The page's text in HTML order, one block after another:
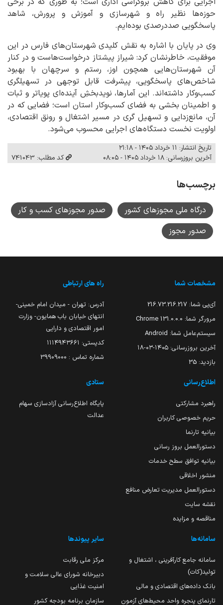
حوزه‌ها نظیر راه و شهرسازی و آموزش و پرورش، شاهد
پاسخگویی صددرصدی بوده‌ایم.
وی در پایان با اشاره به نقش کلیدی شهرستان‌های فارس در این
موفقیت، خاطرنشان کرد: شیراز پیشتاز درخواست‌هاست و در کنار
آن شهرستان‌هایی همچون اوز، رستم و سرچهان با بهبود
شاخص‌های پاسخگویی، پیشرفت قابل توجهی در تسهیلگری
کسب‌وکار داشته‌اند. این آمارها، نویدبخشِ آینده‌ای پویاتر و ثبات
و اطمینان بخشی به فضای کسب‌وکار استان است؛ فضایی که در
آن، مانع‌زدایی و تسهیل گری در مسیر اشتغال و رونق اقتصادی،
اولویت نخست دستگاه‌های اجرایی محسوب می‌شود.
تاریخ انتشار: ۱۱ خرداد ۱۴۰۵ - ۲۱:۱۸
آخرین بروزرسانی: ۱۸ خرداد ۱۴۰۵ - ۰۸:۰۵
کد مطلب: 741043
برچسب‌ها
درگاه ملی مجوزهای کشور
صدور مجوزهای کسب و کار
صدور مجوز
مشخصات شما
آی‌پی شما: 216.73.216.217
مرورگر شما: 131.0.0.0 Chrome
سیستم‌عامل شما: Android
آخرین بروزرسانی: ۱۴۰۵-۰۳-۱۸
بازدید: 35
راه های ارتباطی
آدرس: تهران - میدان امام خمینی-
انتهای خیابان باب همایون- وزارت
امور اقتصادی و دارایی
کدپستی: ۱۱۱۴۹۴۳۶۶۱
شماره تماس : 39909000
اطلاع‌رسانی
راهبرد مشارکتی
حریم خصوصی کاربران
بیانیه تارنما
دستورالعمل بروز رسانی
بیانیه توافق سطح خدمات
منشور اخلاقی
دستورالعمل مدیریت تعارض منافع
نقشه سایت
مناقصه و مزایده
ستادی
پایگاه اطلاع‌رسانی آزادسازی سهام
عدالت
سامانه‌ها
سامانه جامع کارآفرینی ، اشتغال و
تولید(کات)
بانک داده‌های اقتصادی و مالی
تارنمای پنجره واحد محیط‌های آزمون
سایر پیوندها
مرکز ملی رقابت
دبیرخانه شورای عالی سلامت و
امنیت غذایی
سازمان برنامه بودجه کشور